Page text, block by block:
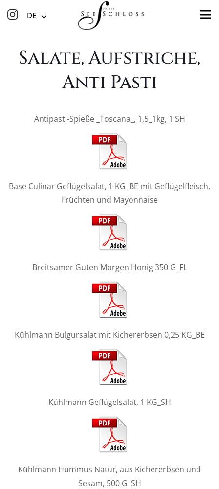
DE
Salate, Aufstriche,
Anti Pasti
Antipasti-Spieße _Toscana_, 1,5_1kg, 1 SH
Base Culinar Geflügelsalat, 1 KG_BE mit Geflügelfleisch,
Früchten und Mayonnaise
Breitsamer Guten Morgen Honig 350 G_FL
Kühlmann Bulgursalat mit Kichererbsen 0,25 KG_BE
Kühlmann Geflügelsalat, 1 KG_SH
Kühlmann Hummus Natur, aus Kichererbsen und
Sesam, 500 G_SH